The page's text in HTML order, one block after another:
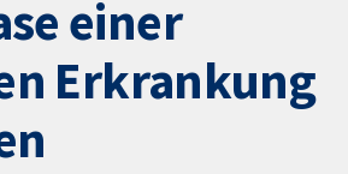
einer
Erkrankung